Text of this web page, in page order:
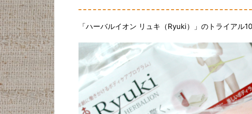
「ハーバルイオン リュキ（Ryuki）」のトライアル